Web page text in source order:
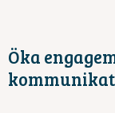
Öka